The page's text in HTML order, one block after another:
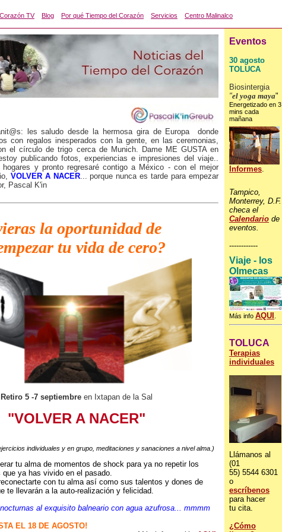
TV Blog Por qué Tiempo del Corazón Servicios Centro Malinalco
les saludo desde la hermosa gira de Europa donde
con regalos inesperados con la gente, en las ceremonias,
el círculo de trigo cerca de Munich. Dame ME GUSTA en
publicando fotos, experiencias e impresiones del viaje..
hogares y pronto regresaré contigo a México - con el mejor
VOLVER A NACER... porque nunca es tarde para empezar
Pascal K'in
la oportunidad de
tu vida de cero?
Retiro 5 -7 septiembre en Ixtapan de la Sal
"VOLVER A NACER"
individuales y en grupo, meditaciones y sanaciones a nivel alma.)
tu alma de momentos de shock para ya no repetir los
que ya has vivido en el pasado.
con tu alma así como sus talentos y dones de
te llevarán a la auto-realización y felicidad.
al exquisito balneario con agua azufrosa... mmmm
EL 18 DE AGOSTO!
Eventos
30 agosto
TOLUCA
Biosintergia
"el yoga maya"
Energetizado en 3
mins cada
mañana
Informes.
Tampico,
Monterrey, D.F.
checa el
Calendario de
eventos.
------------
Viaje - los
Olmecas
Más info AQUI
TOLUCA
Terapias
individuales
Llámanos al
(01
55) 5544 6301
o
escríbenos
para hacer
tu cita.
¿Cómo